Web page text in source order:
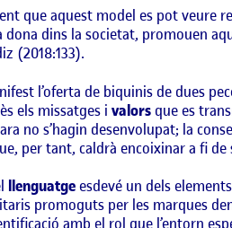
que aquest model es pot veure
dona dins la societat, promouen
(2018:133).
l’oferta de biquinis de dues
els missatges i valors que es
no s’hagin desenvolupat; la
per tant, caldrà encoixinar a fi de
llenguatgeesdevé un dels
promoguts per les marques
amb el rol que l’entorn